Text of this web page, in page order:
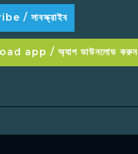
/ সাবস্ক্রাইব
app / অ্যাপ ডাউনলোড করুন